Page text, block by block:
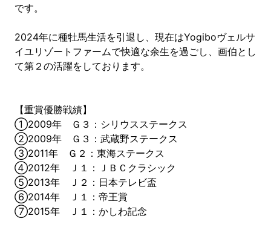
です。
2024年に種牡馬生活を引退し、現在はYogiboヴェルサ
イユリゾートファームで快適な余生を過ごし、画伯とし
て第２の活躍をしております。
【重賞優勝戦績】
①2009年 Ｇ３：シリウスステークス
②2009年 Ｇ３：武蔵野ステークス
③2011年 Ｇ２：東海ステークス
④2012年 Ｊ１：ＪＢＣクラシック
⑤2013年 Ｊ２：日本テレビ盃
⑥2014年 Ｊ１：帝王賞
⑦2015年 Ｊ１：かしわ記念